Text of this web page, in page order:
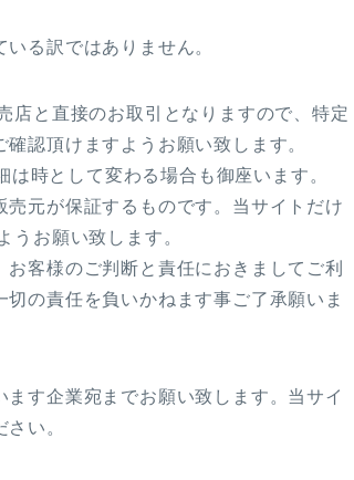
る訳ではありません。
店と直接のお取引となりますので、特定
認頂けますようお願い致します。
時として変わる場合も御座います。
元が保証するものです。当サイトだけ
うお願い致します。
客様のご判断と責任におきましてご利
の責任を負いかねます事ご了承願いま
す企業宛までお願い致します。当サイ
い。